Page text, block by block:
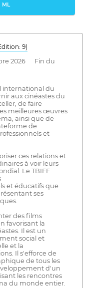
ML
9)
2026 Fin du
international du
aux cinéastes du
de faire
meilleures œuvres
ainsi que de
de
et
ces relations et
à voir leurs
Le TBIFF
et éducatifs que
ses
des films
favorisant la
Il est un
social et
et la
Il s'efforce de
de tous les
d'un
les rencontres
du monde entier.